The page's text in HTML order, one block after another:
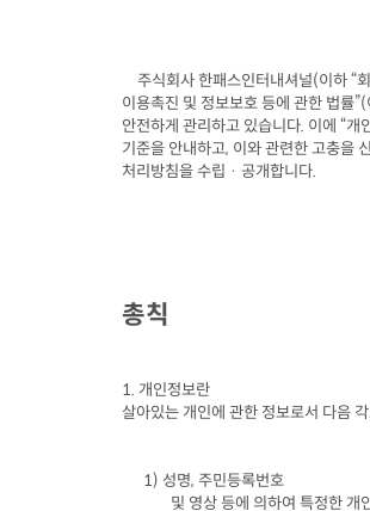
주식회사 한패스인터내셔널(이하 “
이용촉진 및 정보보호 등에 관한 법률”(
안전하게 관리하고 있습니다. 이에 “개
기준을 안내하고, 이와 관련한 고충을
처리방침을 수립 · 공개합니다.
총칙
1. 개인정보란
살아있는 개인에 관한 정보로서 다음
1) 성명, 주민등록번호
및 영상 등에 의하여 특정한 개